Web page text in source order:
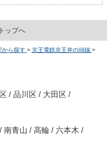
ップへ
から探す > 京王電鉄京王井の頭線 >
/ 品川区 / 大田区 /
/ 南青山 / 高輪 / 六本木 /